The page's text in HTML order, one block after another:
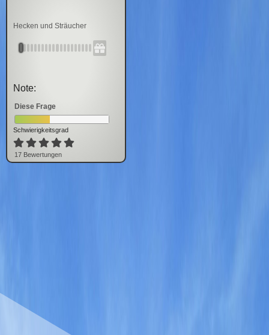
Hecken und Sträucher
Note:
Diese Frage
Schwierigkeitsgrad
17 Bewertungen